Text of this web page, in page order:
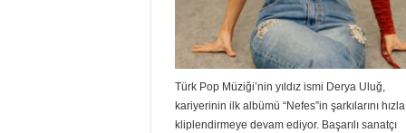
Türk Pop Müziği’nin yıldız ismi Derya Uluğ,
kariyerinin ilk albümü “Nefes”in şarkılarını hızla
kliplendirmeye devam ediyor. Başarılı sanatçı